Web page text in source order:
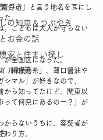
づき
の知恵＆つぶやき
お金の話
家と住まい探し
ル対策
丹市」と言う地名を耳にし
た。
。こどもは大人が守らない
全国区になった。
「揖保乃糸」、薄口醬油や
マル」が好きなので、
から知ってたけど、関東以
って何県にあるのー？」が
からないうちに、容疑者が
わり方。